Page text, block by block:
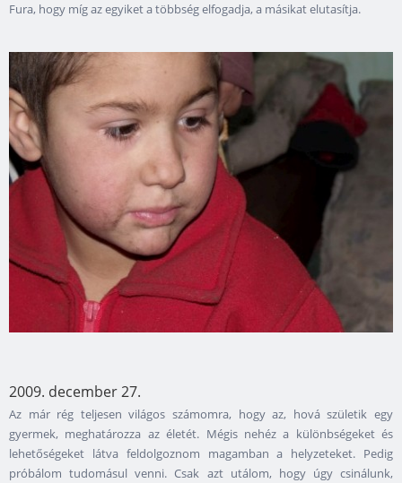
Fura, hogy míg az egyiket a többség elfogadja, a másikat elutasítja.
2009. december 27.
Az már rég teljesen világos számomra, hogy az, hová születik egy
gyermek, meghatározza az életét. Mégis nehéz a különbségeket és
lehetőségeket látva feldolgoznom magamban a helyzeteket. Pedig
próbálom tudomásul venni. Csak azt utálom, hogy úgy csinálunk,